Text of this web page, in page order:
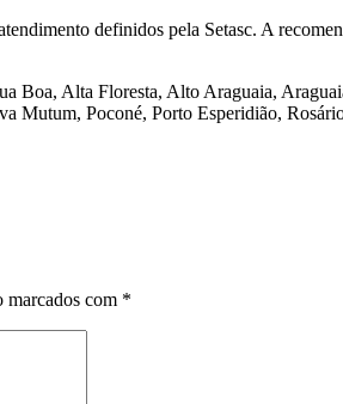
definidos pela Setasc. A
Boa, Alta Floresta, Alto Araguaia,
Mutum, Poconé, Porto Esperidião,
marcados com *